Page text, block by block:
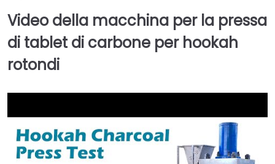
Video della macchina per la pressa
di tablet di carbone per hookah
rotondi